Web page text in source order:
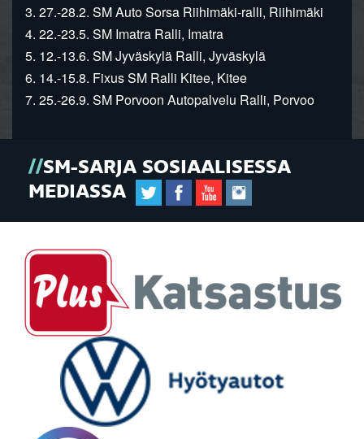
3. 27.-28.2. SM Auto Sorsa Riihimäki-ralli, Riihimäki
4. 22.-23.5. SM Imatra Ralli, Imatra
5. 12.-13.6. SM Jyväskylä Ralli, Jyväskylä
6. 14.-15.8. Fixus SM Ralli Kitee, Kitee
7. 25.-26.9. SM Porvoon Autopalvelu Ralli, Porvoo
SM-SARJA SOSIAALISESSA
MEDIASSA